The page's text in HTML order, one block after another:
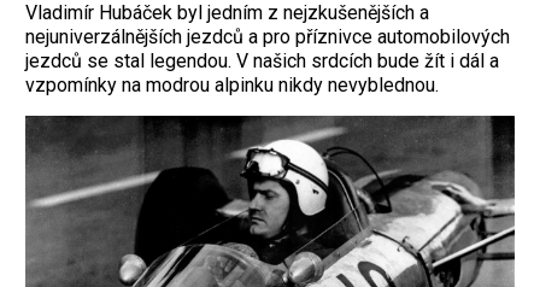
Vladimír Hubáček byl jedním z nejzkušenějších a
nejuniverzálnějších jezdců a pro příznivce automobilových
jezdců se stal legendou. V našich srdcích bude žít i dál a
vzpomínky na modrou alpinku nikdy nevyblednou.